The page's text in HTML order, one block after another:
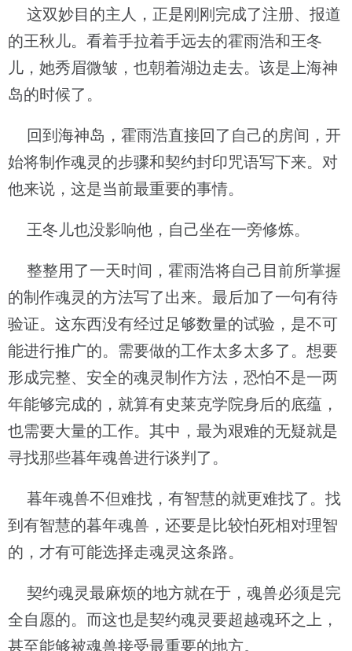
这双妙目的主人，正是刚刚完成了注册、报道
的王秋儿。看着手拉着手远去的霍雨浩和王冬
儿，她秀眉微皱，也朝着湖边走去。该是上海神
岛的时候了。
回到海神岛，霍雨浩直接回了自己的房间，开
始将制作魂灵的步骤和契约封印咒语写下来。对
他来说，这是当前最重要的事情。
王冬儿也没影响他，自己坐在一旁修炼。
整整用了一天时间，霍雨浩将自己目前所掌握
的制作魂灵的方法写了出来。最后加了一句有待
验证。这东西没有经过足够数量的试验，是不可
能进行推广的。需要做的工作太多太多了。想要
形成完整、安全的魂灵制作方法，恐怕不是一两
年能够完成的，就算有史莱克学院身后的底蕴，
也需要大量的工作。其中，最为艰难的无疑就是
寻找那些暮年魂兽进行谈判了。
暮年魂兽不但难找，有智慧的就更难找了。找
到有智慧的暮年魂兽，还要是比较怕死相对理智
的，才有可能选择走魂灵这条路。
契约魂灵最麻烦的地方就在于，魂兽必须是完
全自愿的。而这也是契约魂灵要超越魂环之上，
甚至能够被魂兽接受最重要的地方。